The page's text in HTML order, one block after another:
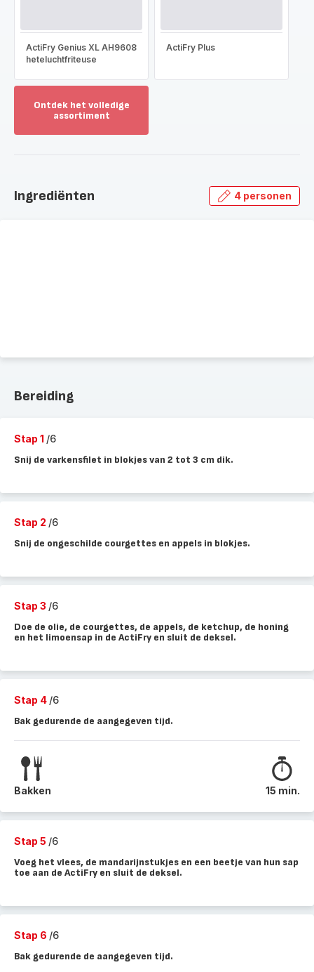
ActiFry Genius XL AH9608
heteluchtfriteuse
ActiFry Plus
Ontdek het volledige
assortiment
volledige
Ingrediënten 4 personen
Bereiding
Stap 1 /6
Snij de varkensfilet in blokjes van 2 tot 3 cm dik.
Stap 2 /6
Snij de ongeschilde courgettes en appels in blokjes.
Stap 3 /6
Doe de olie, de courgettes, de appels, de ketchup, de honing
en het limoensap in de ActiFry en sluit de deksel.
Stap 4 /6
Bak gedurende de aangegeven tijd.
Bakken 15 min.
Stap 5 /6
Voeg het vlees, de mandarijnstukjes en een beetje van hun sap
toe aan de ActiFry en sluit de deksel.
Stap 6 /6
Bak gedurende de aangegeven tijd.